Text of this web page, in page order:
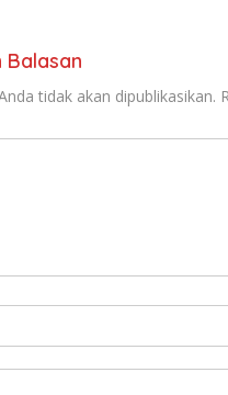
Balasan
tidak akan dipublikasikan.